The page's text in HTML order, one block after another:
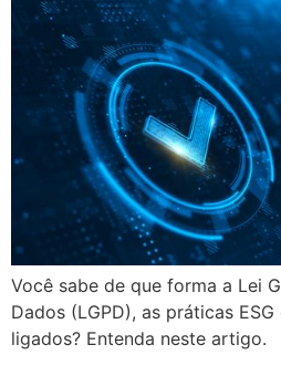
Você sabe de que forma a Lei
Dados (LGPD), as práticas
ligados? Entenda neste artigo.